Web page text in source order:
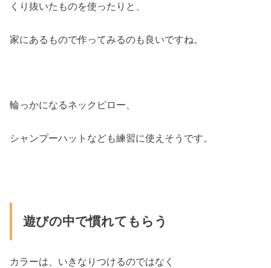
くり抜いたものを使ったりと、
家にあるもので作ってみるのも良いですね。
輪っかになるネックピロー、
シャンプーハットなども練習に使えそうです。
遊びの中で慣れてもらう
カラーは、いきなりつけるのではなく